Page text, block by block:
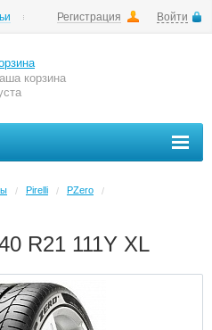
Регистрация Войти
корзина
/ Pirelli / PZero
/
R21 111Y XL